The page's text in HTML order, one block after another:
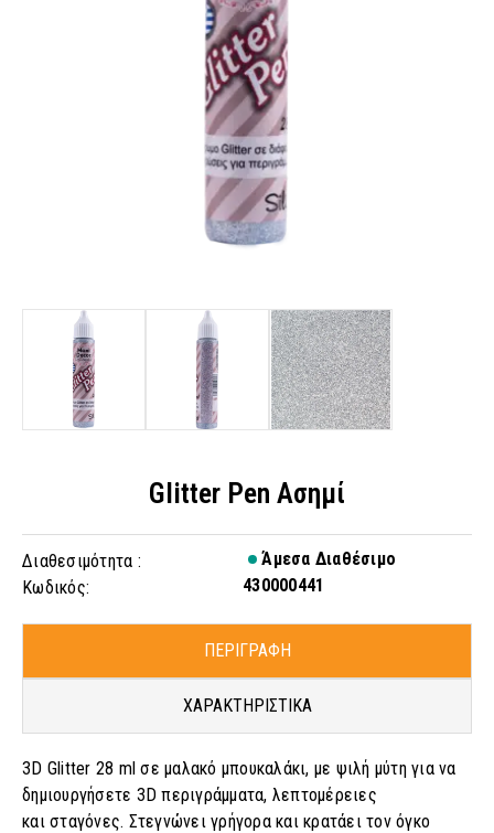
Glitter Pen Ασημί
Διαθεσιμότητα :
Άμεσα Διαθέσιμο
Κωδικός:
430000441
ΠΕΡΙΓΡΑΦΗ
ΧΑΡΑΚΤΗΡΙΣΤΙΚΑ
3D Glitter 28 ml σε μαλακό μπουκαλάκι, με ψιλή μύτη για να
δημιουργήσετε 3D περιγράμματα, λεπτομέρειες
και σταγόνες. Στεγνώνει γρήγορα και κρατάει τον όγκο